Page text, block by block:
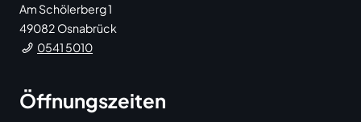
Am Schölerberg 1
49082 Osnabrück
0541 5010
Öffnungszeiten